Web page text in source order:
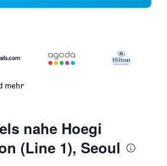
mehr
nahe Hoegi
(Line 1), Seoul